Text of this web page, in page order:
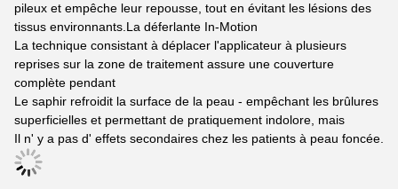
pileux et empêche leur repousse, tout en évitant les lésions des
tissus environnants.La déferlante In-Motion
La technique consistant à déplacer l'applicateur à plusieurs
reprises sur la zone de traitement assure une couverture
complète pendant
Le saphir refroidit la surface de la peau - empêchant les brûlures
superficielles et permettant de pratiquement indolore, mais
Il n' y a pas d' effets secondaires chez les patients à peau foncée.